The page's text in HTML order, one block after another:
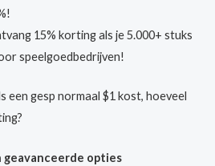
15% korting als je 5.000+ stuks
speelgoedbedrijven!
een gesp normaal $1 kost, hoeveel
opties